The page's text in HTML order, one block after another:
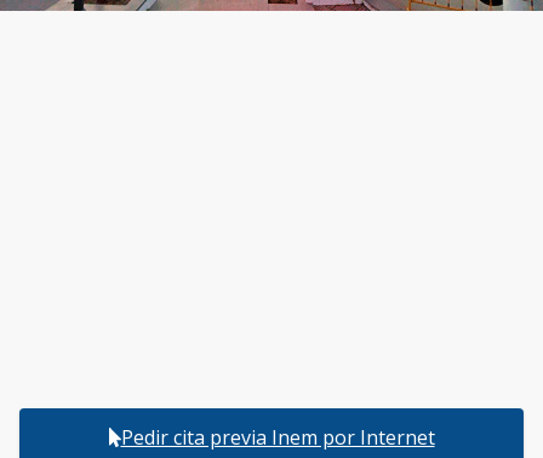
Pedir cita previa Inem por Internet